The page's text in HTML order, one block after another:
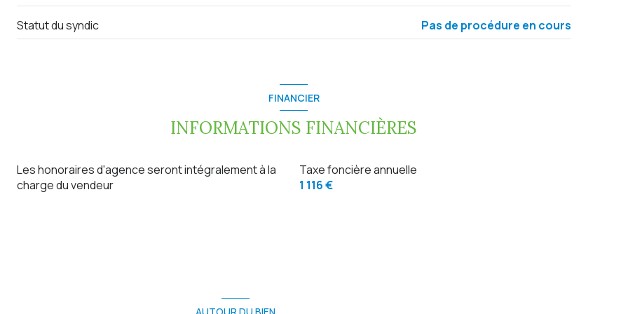
balcon
0 m²
Garage
0 m²
Statut du syndic Pas de procédure en cours
FINANCIER
INFORMATIONS FINANCIÈRES
Les honoraires d'agence seront intégralement à la
charge du vendeur
Taxe foncière annuelle
1 116 €